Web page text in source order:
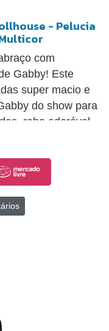
- Pelucia
com
Gabby! Este
super macio e
do show para
rabo adorável,
Talking
de Pandy e segure
cativantes
ela acenda
e frases do
você pode
emocionantes de